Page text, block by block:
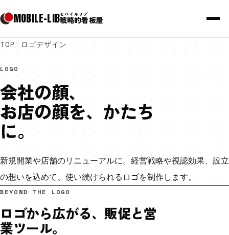
MOBILE-LIBモバイルリブ
戦略的看板屋
TOP / ロゴデザイン
LOGO
会社の顔、
お店の顔を、かたち
に。
新規開業や店舗のリニューアルに。経営戦略や視認効果、設立
の想いを込めて、使い続けられるロゴを制作します。
BEYOND THE LOGO
ロゴから広がる、販促と営
業ツール。